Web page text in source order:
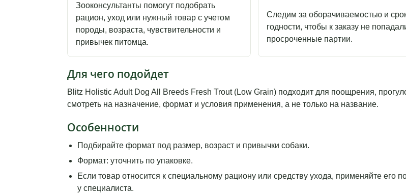
Зооконсультанты помогут подобрать
рацион, уход или нужный товар с учетом
породы, возраста, чувствительности и
привычек питомца.
Следим за оборачиваемостью и
годности, чтобы к заказу не
просроченные партии.
Для чего подойдет
Blitz Holistic Adult Dog All Breeds Fresh Trout (Low Grain) подходит для поощрения,
смотреть на назначение, формат и условия применения, а не только на название.
Особенности
Подбирайте формат под размер, возраст и привычки собаки.
Формат: уточнить по упаковке.
Если товар относится к специальному рациону или средству ухода, применяйте его
у специалиста.